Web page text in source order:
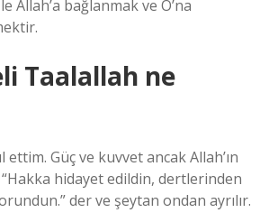
Allah’a bağlanmak ve O’na
Taalallah ne
ettim. Güç ve kuvvet ancak Allah’ın
hidayet edildin, dertlerinden
der ve şeytan ondan ayrılır.